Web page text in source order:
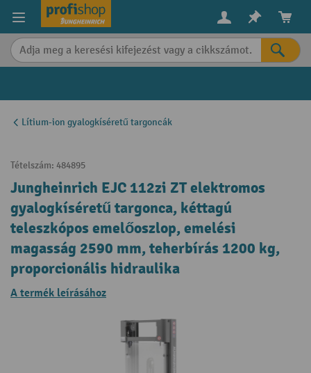
content
Lítium-ion gyalogkíséretű targoncák
Tételszám: 484895
Jungheinrich EJC 112zi ZT elektromos
gyalogkíséretű targonca, kéttagú
teleszkópos emelőoszlop, emelési
magasság 2590 mm, teherbírás 1200 kg,
proporcionális hidraulika
A termék leírásához